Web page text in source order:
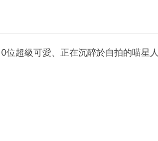
位超級可愛、正在沉醉於自拍的喵星人